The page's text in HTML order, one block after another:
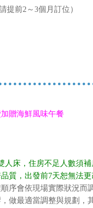
提前2～3個月訂位）
贈海鮮風味午餐
人床，住房不足人數須
質，出發前7天恕無法更
序會依現場實際狀況而
做最適當調整與規劃，